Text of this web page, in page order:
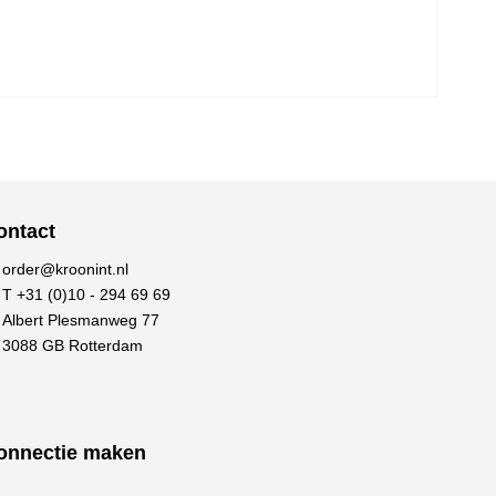
order@kroonint.nl
T +31 (0)10 - 294 69 69
Albert Plesmanweg 77
3088 GB Rotterdam
maken